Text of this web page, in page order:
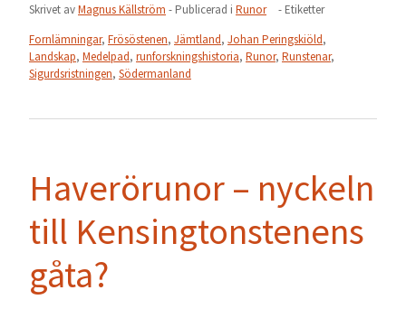
Skrivet avMagnus Källström - Publicerad i Runor
- Etiketter
Fornlämningar, Frösöstenen, Jämtland, Johan Peringskiöld,
Landskap, Medelpad, runforskningshistoria, Runor, Runstenar,
Sigurdsristningen, Södermanland
Haverörunor – nyckeln
till Kensingtonstenens
gåta?